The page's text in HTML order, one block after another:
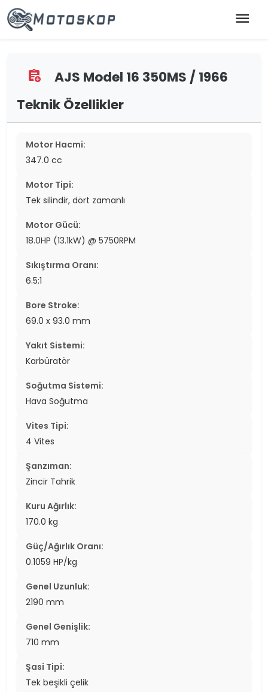
menu
assignment_add
AJS Model 16 350MS / 1966
Teknik Özellikler
Motor Hacmi:
347.0 cc
Motor Tipi:
Tek silindir, dört zamanlı
Motor Gücü:
18.0HP (13.1kW) @ 5750RPM
Sıkıştırma Oranı:
6.5:1
Bore Stroke:
69.0 x 93.0 mm
Yakıt Sistemi:
Karbüratör
Soğutma Sistemi:
Hava Soğutma
Vites Tipi:
4 Vites
Şanzıman:
Zincir Tahrik
Kuru Ağırlık:
170.0 kg
Güç/Ağırlık Oranı:
0.1059 HP/kg
Genel Uzunluk:
2190 mm
Genel Genişlik:
710 mm
Şasi Tipi:
Tek beşikli çelik